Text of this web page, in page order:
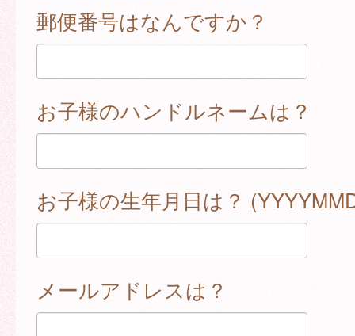
郵便番号はなんですか？
お子様のハンドルネームは？
お子様の生年月日は？
メールアドレスは？